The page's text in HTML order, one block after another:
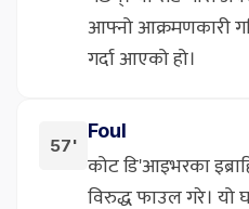
आफ्नो आक्रमणकारी
गर्दा आएको हो।
57'
Foul
कोट डि'आइभरका
विरुद्ध फाउल गरे।